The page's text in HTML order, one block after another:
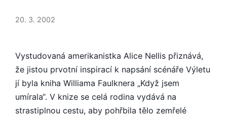
ALICÍ
NELLIS
IVOU
JANŽUROVOU
20. 3. 2002
Vystudovaná amerikanistka Alice Nellis přiznává,
že jistou prvotní inspirací k napsání scénáře Výletu
jí byla kniha Williama Faulknera „Když jsem
umírala“. V knize se celá rodina vydává na
strastiplnou cestu, aby pohřbila tělo zemřelé